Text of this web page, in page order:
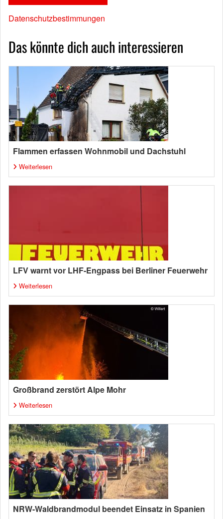
Datenschutzbestimmungen
Das könnte dich auch interessieren
Flammen erfassen Wohnmobil und Dachstuhl
Weiterlesen
LFV warnt vor LHF-Engpass bei Berliner Feuerwehr
Weiterlesen
Großbrand zerstört Alpe Mohr
Weiterlesen
NRW-Waldbrandmodul beendet Einsatz in Spanien